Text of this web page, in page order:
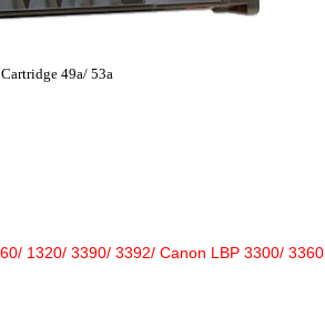
Cartridge 49a/ 53a
1320/ 3390/ 3392/ Canon LBP 3300/ 3360